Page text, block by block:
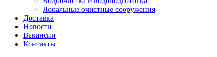
Локальные очистные сооружения
Доставка
Новости
Вакансии
Контакты